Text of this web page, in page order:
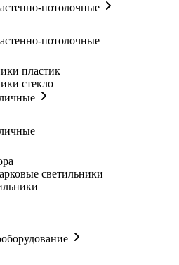
потолочные
потолочные
плаcтик
стекло
светильники